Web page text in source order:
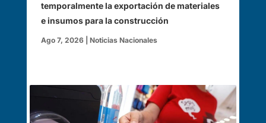
temporalmente la exportación de materiales
e insumos para la construcción
Ago 7, 2026| Noticias Nacionales